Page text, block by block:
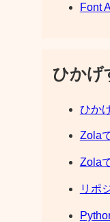
Font
ひかげ
ひか
Zola
Zola
リポ